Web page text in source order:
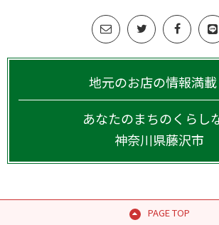
地元のお店の情報満載
あなたのまちのくらし
神奈川県藤沢市
PAGE TOP